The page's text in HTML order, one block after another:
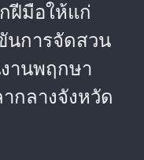
ฝีมือให้แก่
นการจัดสวน
านพฤกษา
กลางจังหวัด